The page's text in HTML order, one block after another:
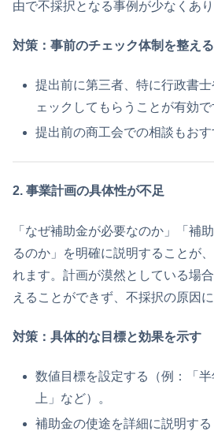
由で不採択となる事例が少なくあり
対策：事前のチェック体制を整える
提出前に第三者、特に行政書
ェックしてもらうことが有効で
提出前の商工会での相談もおす
2. 事業計画の具体性が不足
「なぜ補助金が必要なのか」「補
るのか」を明確に説明することが
れます。計画が漠然としている場
えることができず、不採択の原因に
対策：具体的な目標と効果を示す
数値目標を設定する（例：「
上」など）。
補助金の使途を詳細に説明す